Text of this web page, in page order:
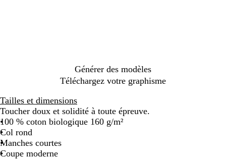
Générer des modèles
Téléchargez votre graphisme
Tailles et dimensions
Toucher doux et solidité à toute épreuve.
100 % coton biologique 160 g/m²
Col rond
Manches courtes
Coupe moderne